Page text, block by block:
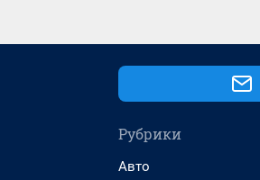
Рубрики
Авто